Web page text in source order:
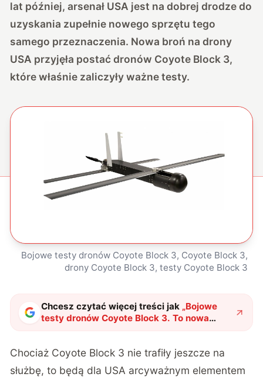
lat później, arsenał USA jest na dobrej drodze do
uzyskania zupełnie nowego sprzętu tego
samego przeznaczenia. Nowa broń na drony
USA przyjęła postać dronów Coyote Block 3,
które właśnie zaliczyły ważne testy.
Bojowe testy dronów Coyote Block 3, Coyote Block 3,
drony Coyote Block 3, testy Coyote Block 3
Chcesz czytać więcej treści jak „Bojowe
testy dronów Coyote Block 3. To nowa
amerykańska broń antydronowa"?
Chociaż Coyote Block 3 nie trafiły jeszcze na
służbę, to będą dla USA arcyważnym elementem